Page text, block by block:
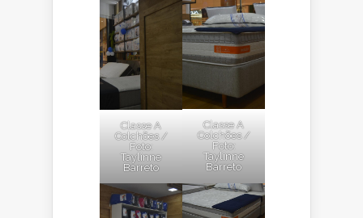
Classe A
Colchões /
Foto:
Taylinne
Barreto
Classe A
Colchões /
Foto:
Taylinne
Barreto